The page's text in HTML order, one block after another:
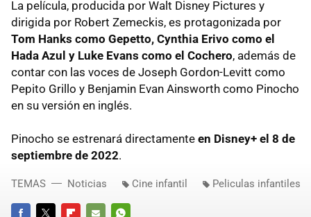
La película, producida por Walt Disney Pictures y
dirigida por Robert Zemeckis, es protagonizada por
Tom Hanks como Gepetto, Cynthia Erivo como el
Hada Azul y Luke Evans como el Cochero, además de
contar con las voces de Joseph Gordon-Levitt como
Pepito Grillo y Benjamin Evan Ainsworth como Pinocho
en su versión en inglés.
Pinocho se estrenará directamente en Disney+ el 8 de
septiembre de 2022.
TEMAS Noticias Cine infantil Peliculas infantiles